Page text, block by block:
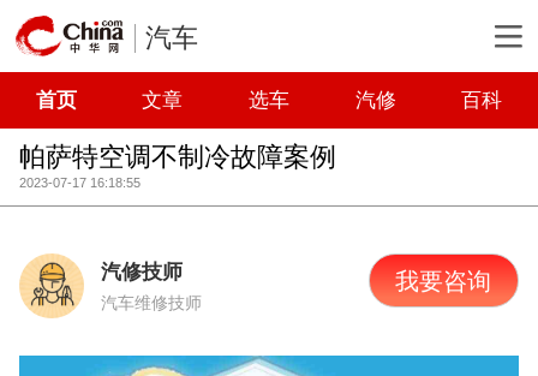
汽车
首页 文章 选车 汽修 百科
帕萨特空调不制冷故障案例
2023-07-17 16:18:55
汽修技师
汽车维修技师
我要咨询